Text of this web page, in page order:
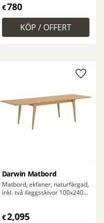
€780
favoriter
Darwin Matbord
Matbord, ekfaner, naturfärgad,
inkl. två iläggsskivor 100x240-
€2,095
Lägg